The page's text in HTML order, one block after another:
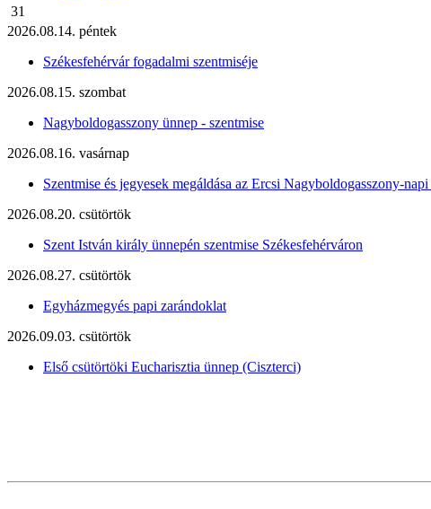
31
2026.08.14. péntek
Székesfehérvár fogadalmi szentmiséje
2026.08.15. szombat
Nagyboldogasszony ünnep - szentmise
2026.08.16. vasárnap
Szentmise és jegyesek megáldása az Ercsi Nagyboldogasszony-napi
2026.08.20. csütörtök
Szent István király ünnepén szentmise Székesfehérváron
2026.08.27. csütörtök
Egyházmegyés papi zarándoklat
2026.09.03. csütörtök
Első csütörtöki Eucharisztia ünnep (Ciszterci)